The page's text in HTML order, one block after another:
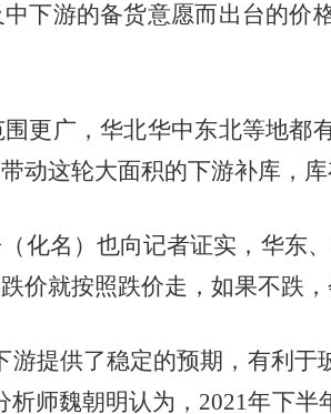
下游的备货意愿而出台的价
更广，华北华中东北等地都
动这轮大面积的下游补库，库
化名）也向记者证实，华东
价就按照跌价走，如果不跌
游提供了稳定的预期，有利
师魏朝明认为， 2021年下半